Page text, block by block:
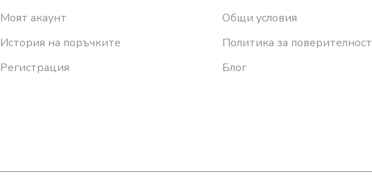
Моят акаунт
История на поръчките
Регистрация
Общи условия
Политика за поверителност
Блог